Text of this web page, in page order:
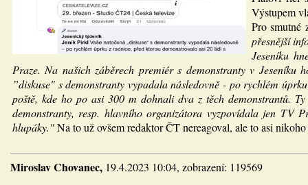
Výstupem
Pro smutné
přesnější
Jeseníku
Praze. Na našich záběrech premiér s demonstranty v Jeseníku
”diskuse" s demonstranty vypadala následovně - po rychlém
poště, kde ho po asi 300 m dohnali dva z těch demonstrantů.
demonstranty, resp. hlavního organizátora vyzpovídala jen
hlupáky."Na to už ovšem redaktor ČT nereagoval, ale to asi
Miroslav Chovanec, 19.4.2023 10:04, zobrazení: 119569